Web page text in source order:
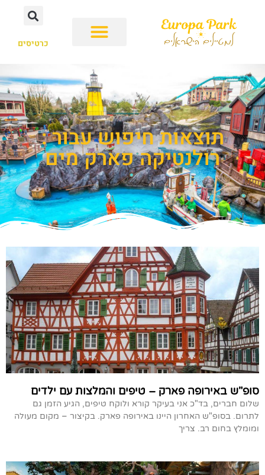
כרטיסים
תוצאות חיפוש עבור :
רולנטיקה פארק מים
סופ"ש באירופה פארק – טיפים והמלצות עם ילדים
שלום חברים, בד"כ אני בעיקר קורא ולוקח טיפים, הגיע הזמן גם
לתרום. בסופ"ש האחרון היינו באירופה פארק. בקיצור – מקום מעולה
ומומלץ בחום רב. צריך